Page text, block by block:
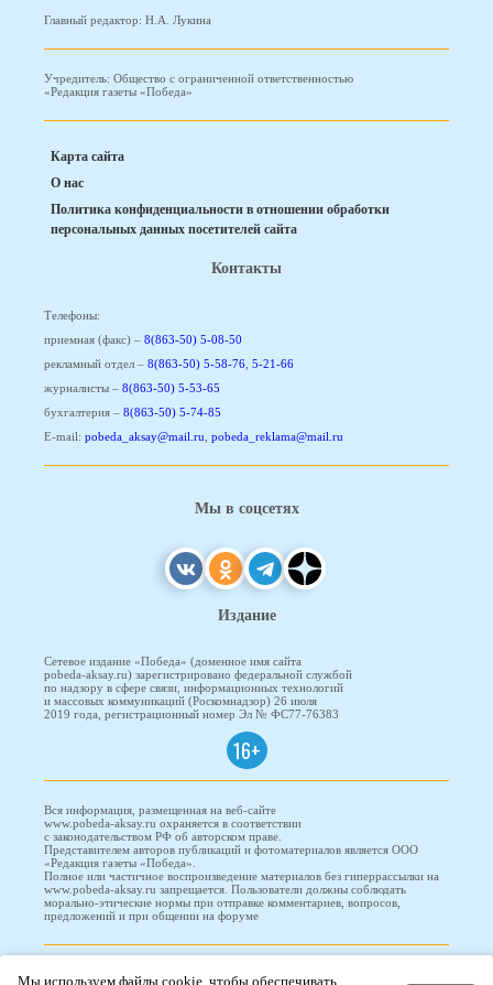
Главный редактор: Н.А. Лукина
Учредитель: Общество с ограниченной ответственностью
«Редакция газеты «Победа»
Карта сайта
О нас
Политика конфиденциальности в отношении обработки
персональных данных посетителей сайта
Контакты
Телефоны:
приемная (факс) – 8(863-50) 5-08-50
рекламный отдел – 8(863-50) 5-58-76 5-21-66
журналисты – 8(863-50) 5-53-65
бухгалтерия – 8(863-50) 5-74-85
E-mail: pobeda_aksay@mail.ru pobeda_reklama@mail.ru
Мы в соцсетях
Издание
Сетевое издание «Победа» (доменное имя сайта
pobeda-aksay.ru) зарегистрировано федеральной службой
по надзору в сфере связи, информационных технологий
и массовых коммуникаций (Роскомнадзор) 26 июля
2019 года, регистрационный номер Эл № ФС77-76383
16+
Вся информация, размещенная на веб-сайте
www.pobeda-aksay.ru охраняется в соответствии
с законодательством РФ об авторском праве.
Представителем авторов публикаций и фотоматериалов является ООО
«Редакция газеты «Победа».
Полное или частичное воспроизведение материалов без гиперрассылки на
www.pobeda-aksay.ru запрещается. Пользователи должны соблюдать
морально-этические нормы при отправке комментариев, вопросов,
предложений и при общении на форуме
Мы используем файлы cookie, чтобы обеспечивать